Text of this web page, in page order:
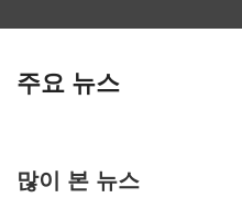
주요 뉴스
많이 본 뉴스